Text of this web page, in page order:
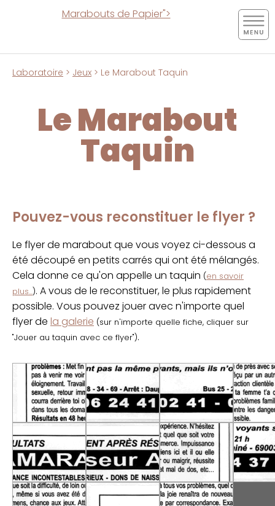
Marabouts de Papier">
Laboratoire > Jeux > Le Marabout Taquin
Le Marabout
Taquin
Pouvez-vous reconstituer le flyer ?
Le flyer de marabout que vous voyez ci-dessous a
été découpé en petits carrés qui ont été mélangés.
Cela donne ce qu'on appelle un taquin (en savoir
plus...). A vous de le reconstituer, le plus rapidement
possible. Vous pouvez jouer avec n'importe quel
flyer de la galerie (sur n'importe quelle fiche, cliquer sur
"Jouer au taquin avec ce flyer").